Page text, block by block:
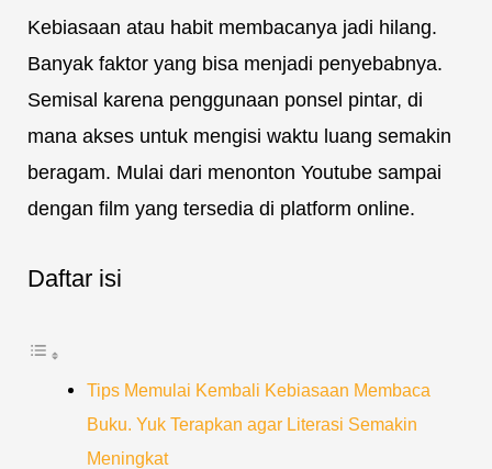
Kebiasaan atau habit membacanya jadi hilang.
Banyak faktor yang bisa menjadi penyebabnya.
Semisal karena penggunaan ponsel pintar, di
mana akses untuk mengisi waktu luang semakin
beragam. Mulai dari menonton Youtube sampai
dengan film yang tersedia di platform online.
Daftar isi
Tips Memulai Kembali Kebiasaan Membaca
Buku. Yuk Terapkan agar Literasi Semakin
Meningkat